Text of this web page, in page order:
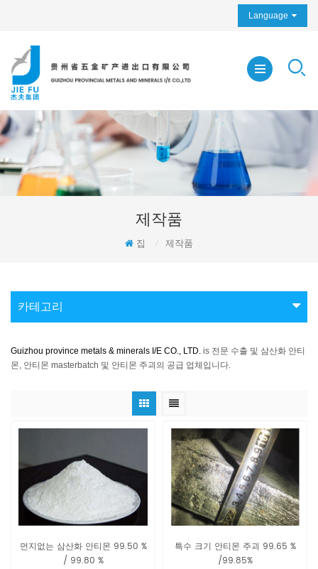
Language
제작품
집 제작품
카테고리
Guizhou province metals & minerals I/E CO., LTD. is 전문 수출 및 삼산화 안티
몬, 안티몬 masterbatch 및 안티몬 주괴의 공급 업체입니다.
먼지없는 삼산화 안티몬 99.50 %
/ 99.80 %
특수 크기 안티몬 주괴 99.65 %
/99.85%